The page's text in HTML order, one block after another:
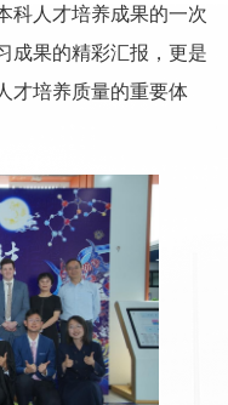
科人才培养成果的一次
成果的精彩汇报，更是
才培养质量的重要体